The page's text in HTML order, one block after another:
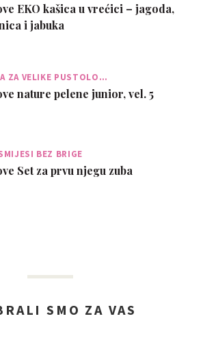
EKO kašica u vrećici – jagoda,
i jabuka
ZA VELIKE PUSTOLO…
nature pelene junior, vel. 5
BEZ BRIGE
Set za prvu njegu zuba